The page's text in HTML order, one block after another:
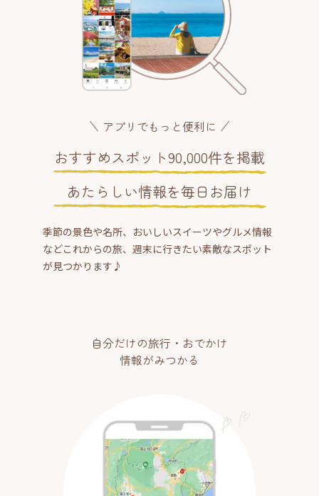
アプリでもっと便利に
おすすめスポット90,000件を掲載
あたらしい情報を毎日お届け
季節の景色や名所、おいしいスイーツやグルメ情報
などこれからの旅、週末に行きたい素敵なスポット
が見つかります♪
自分だけの旅行・おでかけ
情報がみつかる